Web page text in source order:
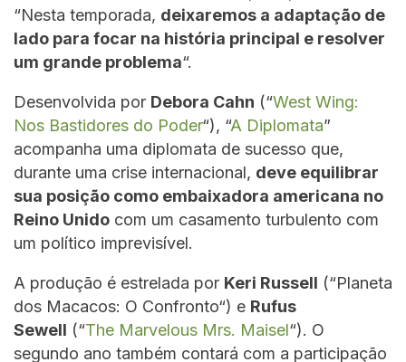
“Nesta temporada, deixaremos a adaptação de
lado para focar na história principal e resolver
um grande problema“.
Desenvolvida por Debora Cahn (“West Wing:
Nos Bastidores do Poder“), “A Diplomata”
acompanha uma diplomata de sucesso que,
durante uma crise internacional, deve equilibrar
sua posição como embaixadora americana no
Reino Unido com um casamento turbulento com
um político imprevisível.
A produção é estrelada por Keri Russell (“Planeta
dos Macacos: O Confronto“) e Rufus
Sewell (“The Marvelous Mrs. Maisel“). O
segundo ano também contará com a participação